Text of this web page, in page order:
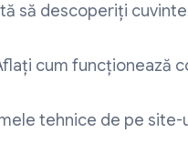
să descoperiți
cum funcționează
tehnice de pe site-